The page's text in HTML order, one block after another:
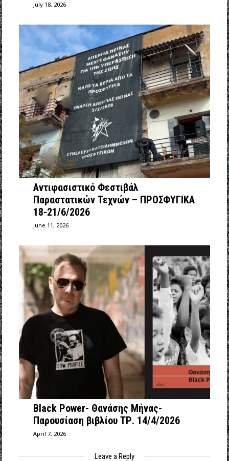
July 18, 2026
Αντιφασιστικό Φεστιβάλ
Παραστατικών Τεχνών – ΠΡΟΣΦΥΓΙΚΑ
18-21/6/2026
June 11, 2026
Black Power- Θανάσης Μήνας-
Παρουσίαση βιβλίου ΤΡ. 14/4/2026
April 7, 2026
Leave a Reply